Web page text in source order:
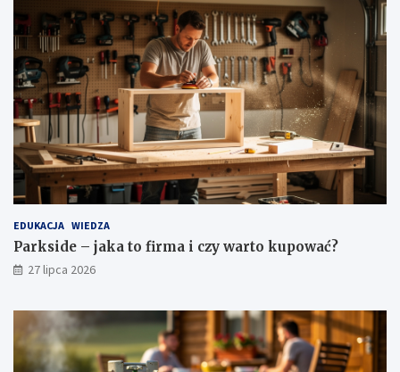
EDUKACJA WIEDZA
Parkside – jaka to firma i czy warto kupować?
27 lipca 2026